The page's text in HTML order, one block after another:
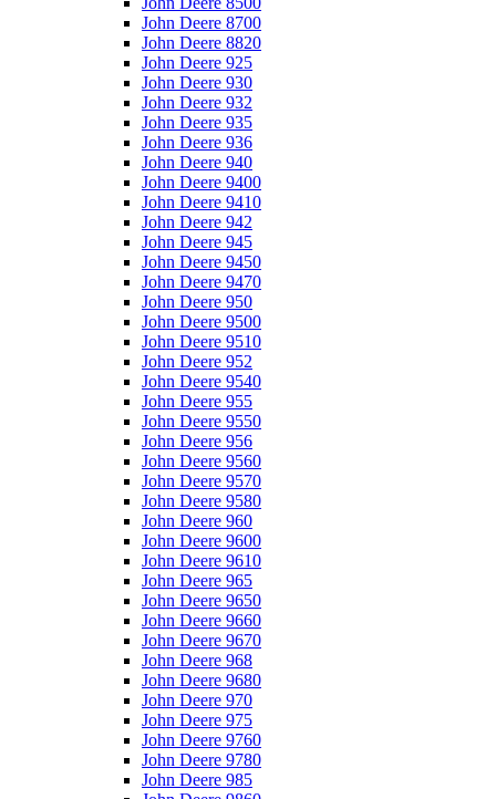
John Deere 8700
John Deere 8820
John Deere 925
John Deere 930
John Deere 932
John Deere 935
John Deere 936
John Deere 940
John Deere 9400
John Deere 9410
John Deere 942
John Deere 945
John Deere 9450
John Deere 9470
John Deere 950
John Deere 9500
John Deere 9510
John Deere 952
John Deere 9540
John Deere 955
John Deere 9550
John Deere 956
John Deere 9560
John Deere 9570
John Deere 9580
John Deere 960
John Deere 9600
John Deere 9610
John Deere 965
John Deere 9650
John Deere 9660
John Deere 9670
John Deere 968
John Deere 9680
John Deere 970
John Deere 975
John Deere 9760
John Deere 9780
John Deere 985